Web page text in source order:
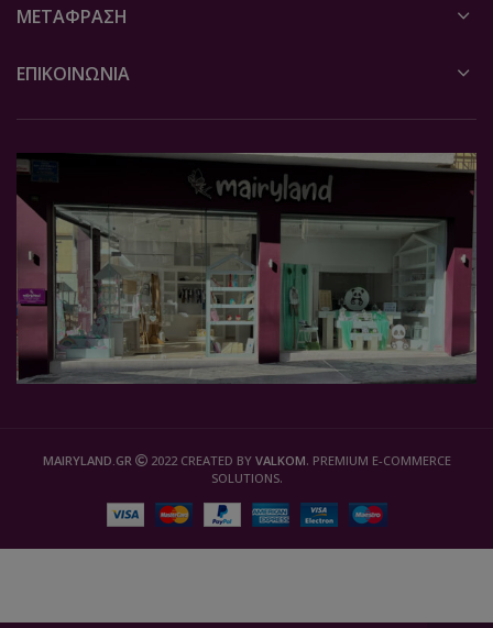
ΜΕΤΆΦΡΑΣΗ
ΕΠΙΚΟΙΝΩΝΙΑ
MAIRYLAND.GR 2022 CREATED BY VALKOM. PREMIUM E-COMMERCE
SOLUTIONS.